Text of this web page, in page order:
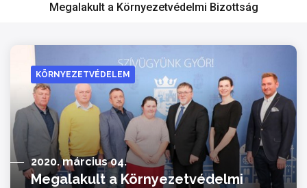
Megalakult a Környezetvédelmi Bizottság
KÖRNYEZETVÉDELEM
2020. március 04.
Megalakult a Környezetvédelmi